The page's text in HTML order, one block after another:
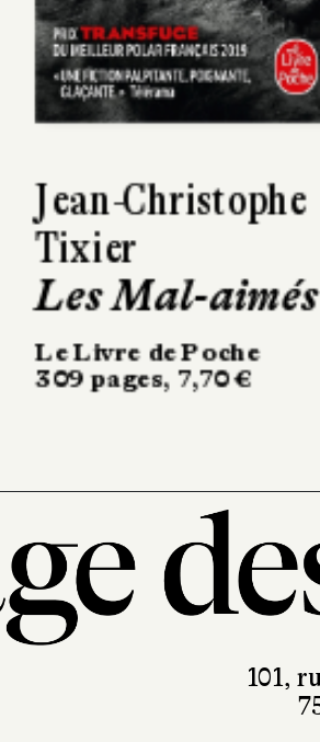
David Zukerman
San Perdido
Le Livre de Poche
101,